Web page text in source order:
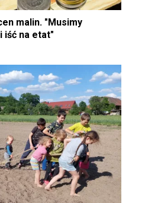
malin. "Musimy
iść na etat"